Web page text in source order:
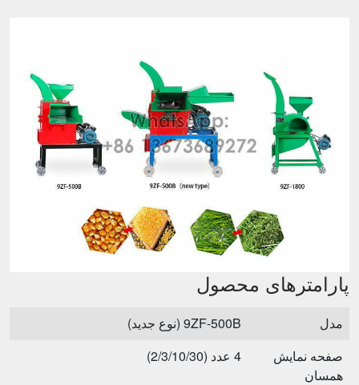
پارامترهای محصول
مدل
9ZF-500B (نوع جدید)
صفحه نمایش
همسان
4 عدد (2/3/10/30)